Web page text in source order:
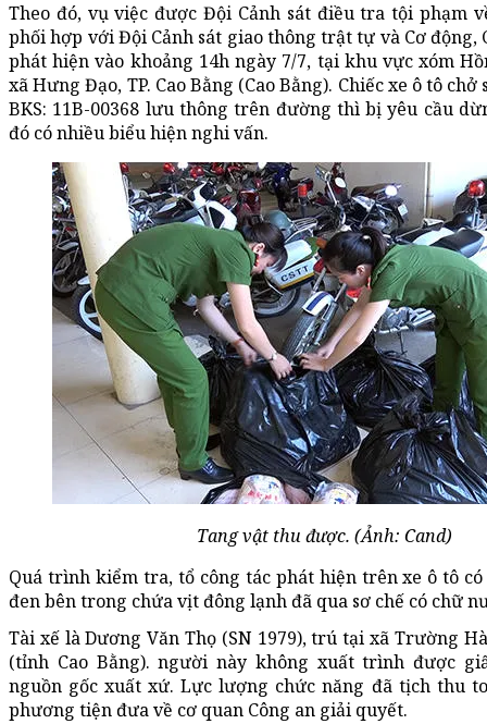
Theo đó, vụ việc được Đội Cảnh sát điều tra tội phạm
phối hợp với Đội Cảnh sát giao thông trật tự và Cơ động,
phát hiện vào khoảng 14h ngày 7/7, tại khu vực xóm
xã Hưng Đạo, TP. Cao Bằng (Cao Bằng). Chiếc xe ô tô
BKS: 11B-00368 lưu thông trên đường thì bị yêu cầu
đó có nhiều biểu hiện nghi vấn.
Tang vật thu được. (Ảnh: Cand)
Quá trình kiểm tra, tổ công tác phát hiện trên xe ô tô
đen bên trong chứa vịt đông lạnh đã qua sơ chế có chữ
Tài xế là Dương Văn Thọ (SN 1979), trú tại xã Trường
(tỉnh Cao Bằng). người này không xuất trình được
nguồn gốc xuất xứ. Lực lượng chức năng đã tịch thu
phương tiện đưa về cơ quan Công an giải quyết.